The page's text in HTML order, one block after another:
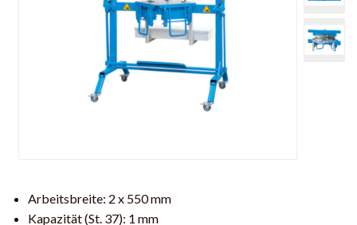
Arbeitsbreite: 2 x 550 mm
Kapazität (St. 37): 1 mm